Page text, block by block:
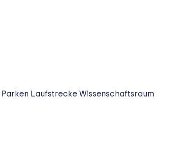
Parken Laufstrecke Wissenschaftsraum